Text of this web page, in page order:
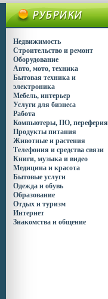
Недвижимость
Строительство и ремонт
Оборудование
Авто, мото, техника
Бытовая техника и
электроника
Мебель, интерьер
Услуги для бизнеса
Работа
Компьютеры, ПО, переферия
Продукты питания
Животные и растения
Телефония и средства связи
Книги, музыка и видео
Медицина и красота
Бытовые услуги
Одежда и обувь
Образование
Отдых и туризм
Интернет
Знакомства и общение